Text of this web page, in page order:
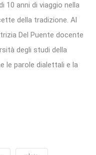
10 anni di viaggio nella
della tradizione. Al
Del Puente docente
degli studi della
le parole dialettali e la